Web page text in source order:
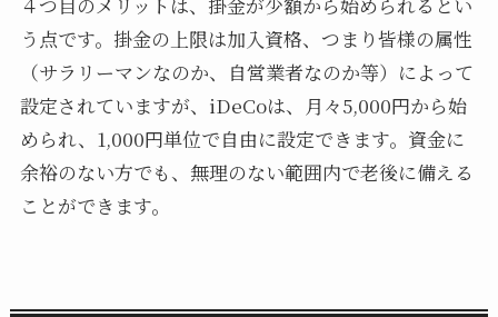
う点です。掛金の上限は加入資格、つまり皆様の属性
（サラリーマンなのか、自営業者なのか等）によって
設定されていますが、iDeCoは、月々5,000円から始
められ、1,000円単位で自由に設定できます。資金に
余裕のない方でも、無理のない範囲内で老後に備える
ことができます。